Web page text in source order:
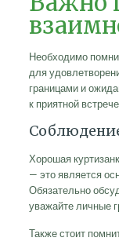
Необходимо
для
границами и
к приятной
Хорошая
— это является
Обязательно
уважайте личные
Также стоит